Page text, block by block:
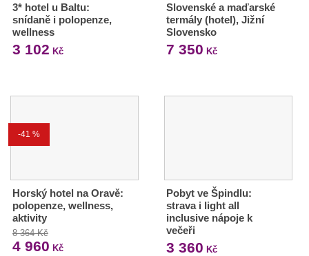
3* hotel u Baltu:
snídaně i polopenze,
wellness
3 102 Kč
Slovenské a maďarské
termály (hotel), Jižní
Slovensko
7 350 Kč
-41 %
Horský hotel na Oravě:
polopenze, wellness,
aktivity
8 364 Kč
4 960 Kč
Pobyt ve Špindlu:
strava i light all
inclusive nápoje k
večeři
3 360 Kč